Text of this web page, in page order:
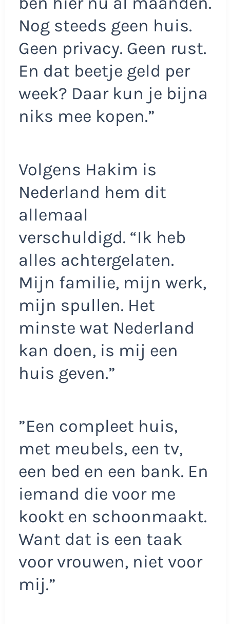
Nog steeds geen huis.
Geen privacy. Geen rust.
En dat beetje geld per
week? Daar kun je bijna
niks mee kopen.”
Volgens Hakim is
Nederland hem dit
allemaal
verschuldigd. “Ik heb
alles achtergelaten.
Mijn familie, mijn werk,
mijn spullen. Het
minste wat Nederland
kan doen, is mij een
huis geven.”
”Een compleet huis,
met meubels, een tv,
een bed en een bank. En
iemand die voor me
kookt en schoonmaakt.
Want dat is een taak
voor vrouwen, niet voor
mij.”